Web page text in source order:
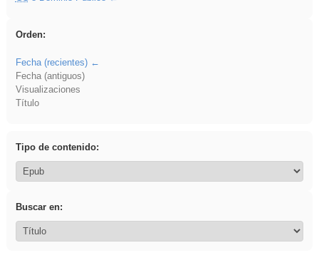
Orden:
Fecha (recientes)
Fecha (antiguos)
Visualizaciones
Título
Tipo de contenido:
Buscar en: